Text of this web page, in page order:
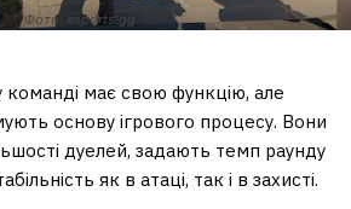
Фото: esports.gg
команді має свою функцію, але
основу ігрового процесу. Вони
дуелей, задають темп раунду
як в атаці, так і в захисті.